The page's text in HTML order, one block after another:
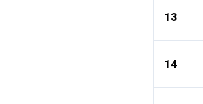
13
14